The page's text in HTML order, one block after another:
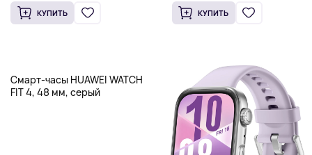
КУПИТЬ КУПИТЬ
Смарт-часы HUAWEI WATCH
FIT 4, 48 мм, серый